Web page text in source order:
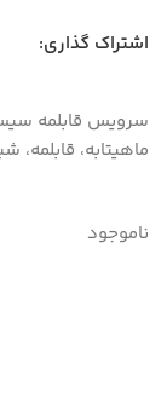
اشتراک گذاری:
ماهیتابه،
ناموجود